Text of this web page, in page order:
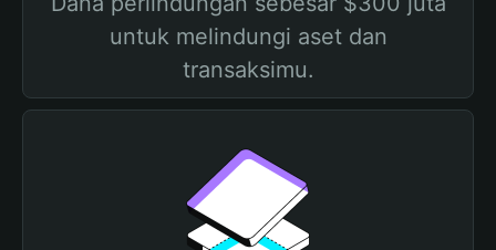
untuk melindungi aset dan
transaksimu.